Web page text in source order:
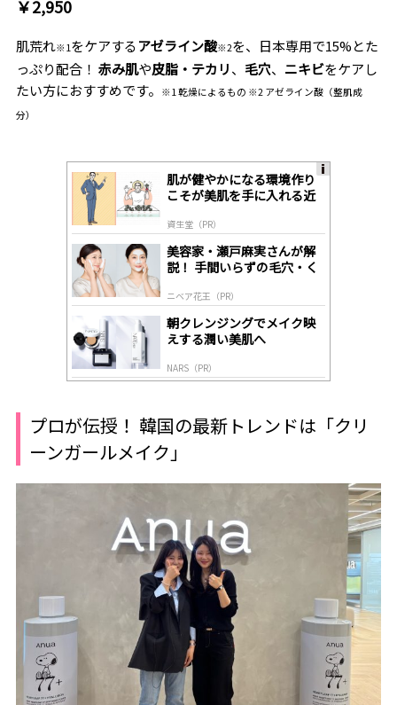
￥2,950
肌荒れ※1をケアするアゼライン酸※2を、日本専用で15%とた
っぷり配合！ 赤み肌や皮脂・テカリ、 毛穴、 ニキビをケアし
たい方におすすめです。
※1 乾燥によるもの ※2 アゼライン酸（整肌成
分）
肌が健やかになる環境作り
こそが美肌を手に入れる近
資生堂（PR）
美容家・瀬戸麻実さんが解
説！ 手間いらずの毛穴・く
ニベア花王（PR）
朝クレンジングでメイク映
えする潤い美肌へ
NARS（PR）
プロが伝授！ 韓国の最新トレンドは「クリ
ーンガールメイク」